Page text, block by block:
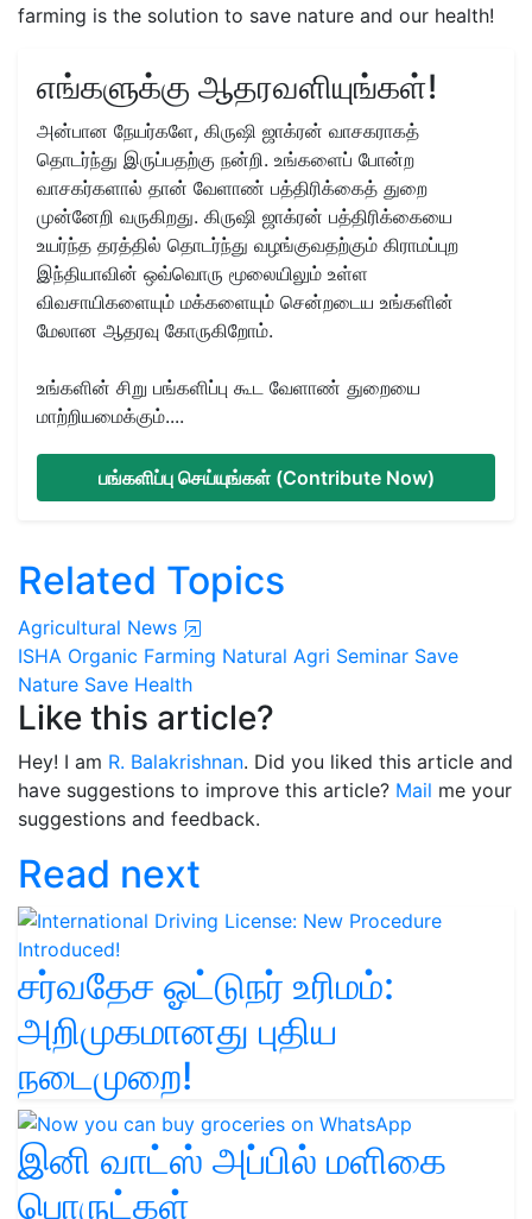
farming is the solution to save nature and our health!
எங்களுக்கு ஆதரவளியுங்கள்!
அன்பான நேயர்களே, கிருஷி ஜாக்ரன் வாசகராகத்
தொடர்ந்து இருப்பதற்கு நன்றி. உங்களைப் போன்ற
வாசகர்களால் தான் வேளாண் பத்திரிக்கைத் துறை
முன்னேறி வருகிறது. கிருஷி ஜாக்ரன் பத்திரிக்கையை
உயர்ந்த தரத்தில் தொடர்ந்து வழங்குவதற்கும் கிராமப்புற
இந்தியாவின் ஒவ்வொரு மூலையிலும் உள்ள
விவசாயிகளையும் மக்களையும் சென்றடைய உங்களின்
மேலான ஆதரவு கோருகிறோம்.
உங்களின் சிறு பங்களிப்பு கூட வேளாண் துறையை
மாற்றியமைக்கும்....
பங்களிப்பு செய்யுங்கள் (Contribute Now)
Related Topics
Agricultural News
ISHA Organic Farming Natural Agri Seminar Save
Nature Save Health
Like this article?
Hey! I am R. Balakrishnan. Did you liked this article and
have suggestions to improve this article? Mail me your
suggestions and feedback.
Read next
சர்வதேச ஓட்டுநர் உரிமம்:
அறிமுகமானது புதிய
நடைமுறை!
இனி வாட்ஸ் அப்பில் மளிகை
பொருட்கள்